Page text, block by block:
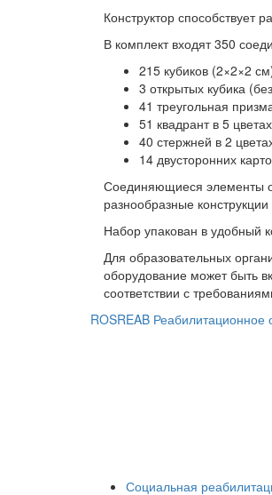
Конструктор способствует
В комплект входят 350
215 кубиков (2×2×2
3 открытых кубика
41 треугольная
51 квадрант в 5 цветах
40 стержней в 2
14 двусторонних
Соединяющиеся элементы
разнообразные
Набор упакован в удобный
Для образовательных
оборудование может быть
соответствии с
ROSREAB Реабилитационное
Социальная